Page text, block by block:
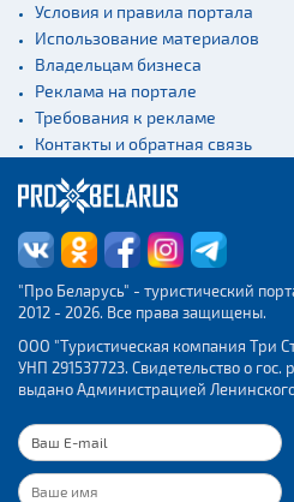
Условия и правила портала
Использование материалов
Владельцам бизнеса
Реклама на портале
Требования к рекламе
Контакты и обратная связь
"Про Беларусь" - туристический
2012 - 2026. Все права защищены.
ООО "Туристическая компания Три
УНП 291537723. Свидетельство о
выдано Администрацией